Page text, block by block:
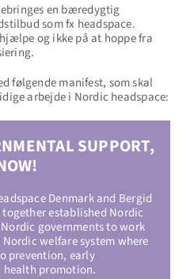
en bæredygtig
som fx headspace.
og ikke på at hoppe fra
følgende manifest, som skal
arbejde i Nordic headspace:
SUPPORT,
Denmark and Bergid
established Nordic
governments to work
welfare system where
prevention, early
promotion.